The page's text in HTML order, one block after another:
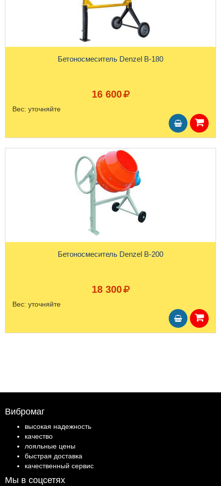
Бетоносмеситель Denzel B-180
16 600
Вес: уточняйте
Бетоносмеситель Denzel B-200
18 300
Вес: уточняйте
Вибромаг
высокая надежность
качество
лояльные цены
быстрая доставка
качественный сервис
Мы в соцсетях